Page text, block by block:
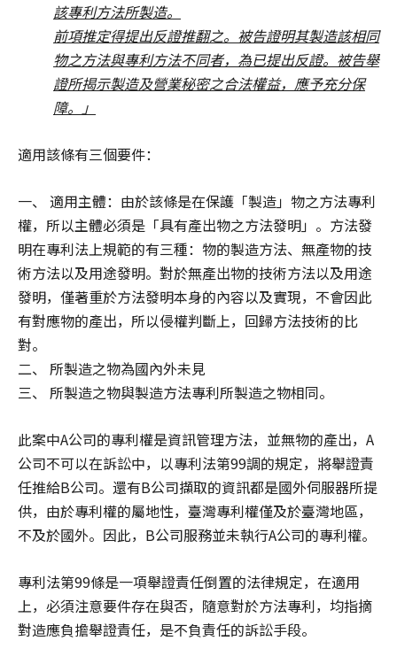
該專利方法所製造。
前項推定得提出反證推翻之。被告證明其製造該相同
物之方法與專利方法不同者，為已提出反證。被告舉
證所揭示製造及營業秘密之合法權益，應予充分保
障。」
適用該條有三個要件：
一、 適用主體：由於該條是在保護「製造」物之方法專利
權，所以主體必須是「具有產出物之方法發明」。方法發
明在專利法上規範的有三種：物的製造方法、無產物的技
術方法以及用途發明。對於無產出物的技術方法以及用途
發明，僅著重於方法發明本身的內容以及實現，不會因此
有對應物的產出，所以侵權判斷上，回歸方法技術的比
對。
二、 所製造之物為國內外未見
三、 所製造之物與製造方法專利所製造之物相同。
此案中A公司的專利權是資訊管理方法，並無物的產出，A
公司不可以在訴訟中，以專利法第99調的規定，將舉證責
任推給B公司。還有B公司擷取的資訊都是國外伺服器所提
供，由於專利權的屬地性，臺灣專利權僅及於臺灣地區，
不及於國外。因此，B公司服務並未執行A公司的專利權。
專利法第99條是一項舉證責任倒置的法律規定，在適用
上，必須注意要件存在與否，隨意對於方法專利，均指摘
對造應負擔舉證責任，是不負責任的訴訟手段。